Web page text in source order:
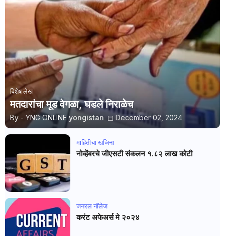
विशेष लेख
मतदारांचा मूड वेगळा, घडले निराळेच
By - YNG ONLINE yongistan December 02, 2024
माहितीचा खजिना
नोव्हेंबरचे जीएसटी संकलन १.८२ लाख कोटी
जनरल नाॅलेज
करंट अफेअर्स मे २०२४